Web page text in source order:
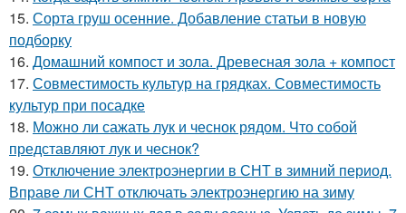
15. Сорта груш осенние. Добавление статьи в новую
подборку
16. Домашний компост и зола. Древесная зола + компост
17. Совместимость культур на грядках. Совместимость
культур при посадке
18. Можно ли сажать лук и чеснок рядом. Что собой
представляют лук и чеснок?
19. Отключение электроэнергии в СНТ в зимний период.
Вправе ли СНТ отключать электроэнергию на зиму